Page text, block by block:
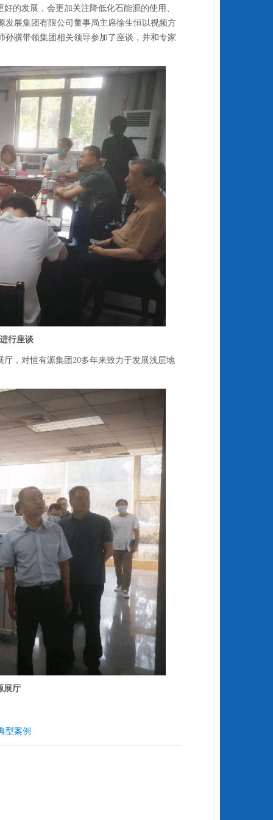
的发展，会更加关注降低化石能源的使用、
发展集团有限公司董事局主席徐生恒以视频方
骥带领集团相关领导参加了座谈，并和专家
行座谈
，对恒有源集团20多年来致力于发展浅层地
展厅
型案例